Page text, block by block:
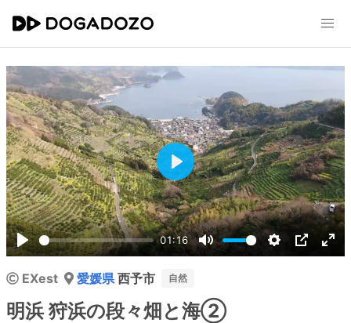
Play
01:16
Mute Settings
PIP
Play
EXest 愛媛県西予市 自然
明浜 狩浜の段々畑と海②